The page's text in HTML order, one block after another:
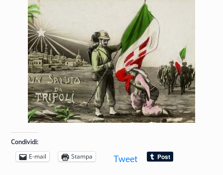
Condividi:
E-mail Stampa Tweet